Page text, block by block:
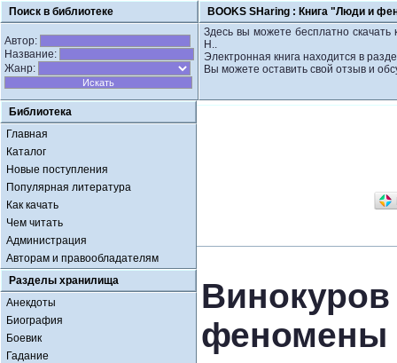
Поиск в библиотеке BOOKS SHaring : Книга "Люди и
Автор:
Название:
Жанр:
Здесь вы можете бесплатно
Н..
Электронная книга находится в
Вы можете оставить свой отзыв и
Библиотека
Главная
Каталог
Новые поступления
Популярная литература
Как качать
Чем читать
Администрация
Авторам и правообладателям
Разделы хранилища
Анекдоты
Биография
Боевик
Гадание
феномены